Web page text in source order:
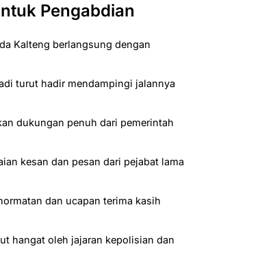
Pengabdian
Kalteng berlangsung dengan
turut hadir mendampingi jalannya
dukungan penuh dari pemerintah
kesan dan pesan dari pejabat lama
dan ucapan terima kasih
hangat oleh jajaran kepolisian dan